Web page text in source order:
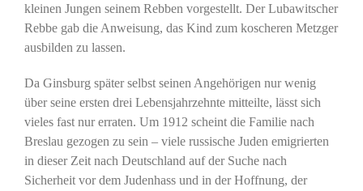
kleinen Jungen seinem Rebben vorgestellt. Der Lubawitscher
Rebbe gab die Anweisung, das Kind zum koscheren Metzger
ausbilden zu lassen.
Da Ginsburg später selbst seinen Angehörigen nur wenig
über seine ersten drei Lebensjahrzehnte mitteilte, lässt sich
vieles fast nur erraten. Um 1912 scheint die Familie nach
Breslau gezogen zu sein – viele russische Juden emigrierten
in dieser Zeit nach Deutschland auf der Suche nach
Sicherheit vor dem Judenhass und in der Hoffnung, der